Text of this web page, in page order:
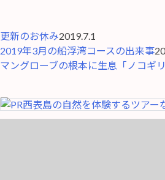
更新のお休み2019.7.1
2019年3月の船浮湾コースの出来事
マングローブの根本に生息「ノコギ
西表島の自然を体験するツアー